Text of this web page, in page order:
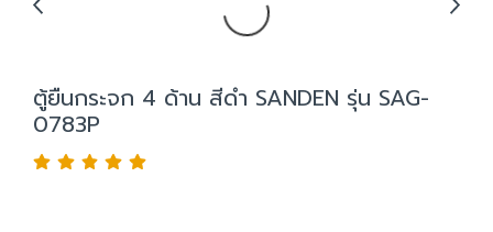
ตู้ยืนกระจก 4 ด้าน สีดำ SANDEN รุ่น SAG-
0783P